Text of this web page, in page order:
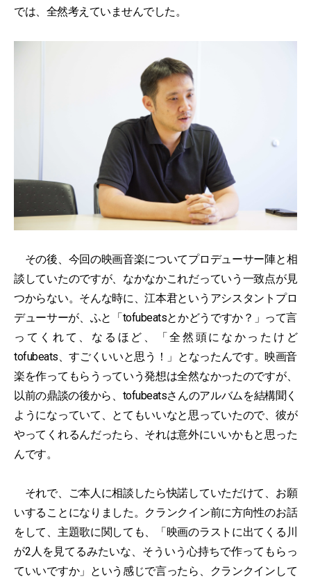
では、全然考えていませんでした。
その後、今回の映画音楽についてプロデューサー陣と相
談していたのですが、なかなかこれだっていう一致点が見
つからない。そんな時に、江本君というアシスタントプロ
デューサーが、ふと「tofubeatsとかどうですか？」って言
ってくれて、なるほど、「全然頭になかったけど
tofubeats、すごくいいと思う！」となったんです。映画音
楽を作ってもらうっていう発想は全然なかったのですが、
以前の鼎談の後から、tofubeatsさんのアルバムを結構聞く
ようになっていて、とてもいいなと思っていたので、彼が
やってくれるんだったら、それは意外にいいかもと思った
んです。
それで、ご本人に相談したら快諾していただけて、お願
いすることになりました。クランクイン前に方向性のお話
をして、主題歌に関しても、「映画のラストに出てくる川
が2人を見てるみたいな、そういう心持ちで作ってもらっ
ていいですか」という感じで言ったら、クランクインして